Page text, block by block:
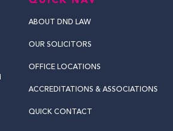
ABOUT DND LAW
OUR SOLICITORS
OFFICE LOCATIONS
ACCREDITATIONS & ASSOCIATIONS
QUICK CONTACT